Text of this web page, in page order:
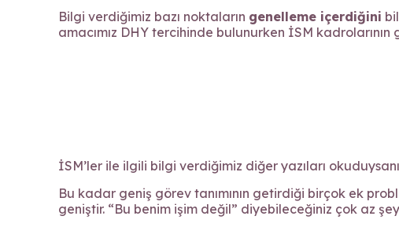
Bilgi verdiğimiz bazı noktaların genelleme içerdiğini
amacımız DHY tercihinde bulunurken İSM
İSM’ler ile ilgili bilgi verdiğimiz diğer yazıları
Bu kadar geniş görev tanımının getirdiği birçok ek
geniştir. “Bu benim işim değil” diyebileceğiniz çok az